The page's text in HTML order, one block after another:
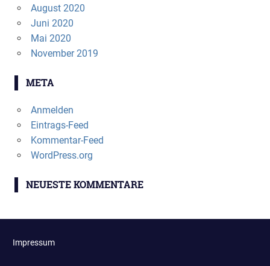
August 2020
Juni 2020
Mai 2020
November 2019
META
Anmelden
Eintrags-Feed
Kommentar-Feed
WordPress.org
NEUESTE KOMMENTARE
Impressum